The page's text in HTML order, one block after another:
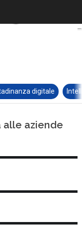
digitale
alle aziende